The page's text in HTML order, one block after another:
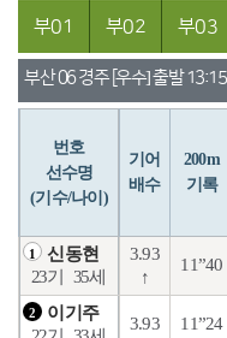
부01 부02 부03
부산 06 경주 [우수] 출발 13:15
번호
선수명
(기수/나이)
기어
배수
200m
기록
1
신동현
23기
35세
3.93
↑
11”40
2
이기주
3.93 11”24